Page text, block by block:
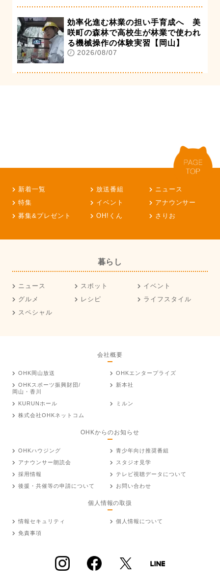
効率化進む林業の担い手育成へ 美
咲町の森林で高校生が林業で使われ
る機械操作の体験実習【岡山】
2026/08/07
新着一覧 放送番組
ニュース
特集
イベント
アナウンサー
募集&プレゼント
OH!くん さりお
暮らし
ニュース スポット
イベント
グルメ
レシピ
ライフスタイル
スペシャル
会社概要
OHK岡山放送
OHKエンタープライズ
OHKスポーツ振興財団/
岡山・香川
新本社
KURUNホール
ミルン
株式会社OHKネットコム
OHKからのお知らせ
OHKハウジング
青少年向け推奨番組
アナウンサー朗読会
スタジオ見学
採用情報
テレビ視聴データについて
後援・共催等の申請について
お問い合わせ
個人情報の取扱
情報セキュリティ
個人情報について
免責事項